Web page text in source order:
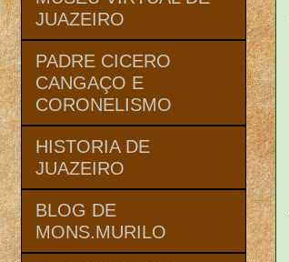
JUAZEIRO
PADRE CICERO
CANGAÇO E
CORONELISMO
HISTORIA DE
JUAZEIRO
BLOG DE
MONS.MURILO